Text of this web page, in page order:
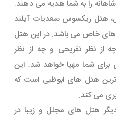
را به شما هدیه می دهند.
هتل ریکسوس سعدیات آیلند
که یکی از 5 ستاره های خاص می باشد. در این هتل
از نظر تفریحی و چه از نظر
شما مهیا خواهد شد. این
هتل های ابوظبی است که
می کند.
دیگر هتل های مجلل و زیبا در